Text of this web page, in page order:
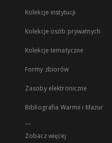
Kolekcje instytucji
Kolekcje osób prywatnych
Kolekcje tematyczne
Formy zbiorów
Zasoby elektroniczne
Bibliografia Warmii i Mazur
...
Zobacz więcej